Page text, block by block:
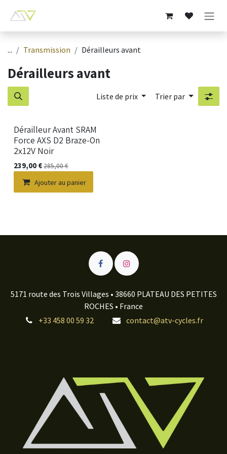
... Transmission Dérailleurs avant
Dérailleurs avant
Liste de prix Trier par
Dérailleur Avant SRAM
Force AXS D2 Braze-On
2x12V Noir
239,00 €285,00€
Ajouter au panier
5171 route des Trois Villages • 38660 PLATEAU DES PETITES
ROCHES • France
+33 458 00 59 32
contact@atv-cycles.fr